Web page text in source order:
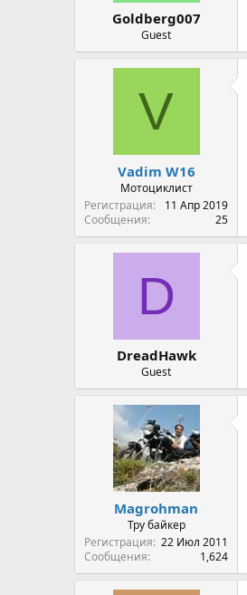
Goldberg007
Guest
V
Vadim W16
Мотоциклист
Регистрация
11 Апр 2019
Сообщения
25
D
DreadHawk
Guest
Magrohman
Тру байкер
Регистрация 22 Июл 2011
Сообщения
1,624